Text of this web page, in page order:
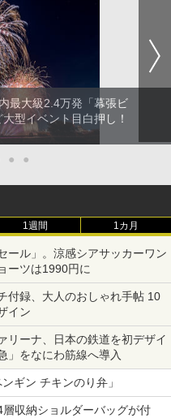
最大級2.4万発「幕張ビ
型イベント目白押し！
● ●
1週間 1カ月
ール」。涼感シアサッカーワン
ーツは1990円に
付録、大人のおしゃれ手帖 10
イン
リーナ、日本の鉄道を初デザイ
」をなにわ筋線へ導入
ギン チキンのり弁」
収納ショルダーバッグが付